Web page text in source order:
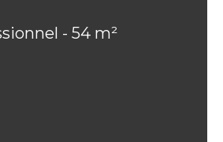
- 54 m²